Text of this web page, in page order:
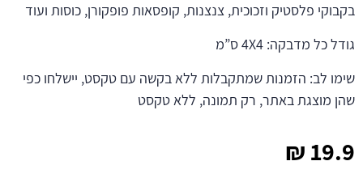
19.9
₪
בקבוקי פלסטיק וזכוכית, צנצנות, קופסאות פופקורן, כוסות ועוד
גודל כל מדבקה: 4X4 ס”מ
שימו לב: הזמנות שמתקבלות ללא בקשה עם טקסט, יישלחו כפי
שהן מוצגת באתר, רק תמונה, ללא טקסט